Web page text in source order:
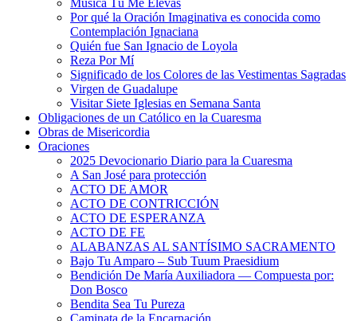
Por qué la Oración Imaginativa es conocida como
Contemplación Ignaciana
Quién fue San Ignacio de Loyola
Reza Por Mí
Significado de los Colores de las Vestimentas Sagradas
Virgen de Guadalupe
Visitar Siete Iglesias en Semana Santa
Obligaciones de un Católico en la Cuaresma
Obras de Misericordia
Oraciones
2025 Devocionario Diario para la Cuaresma
A San José para protección
ACTO DE AMOR
ACTO DE CONTRICCIÓN
ACTO DE ESPERANZA
ACTO DE FE
ALABANZAS AL SANTÍSIMO SACRAMENTO
Bajo Tu Amparo – Sub Tuum Praesidium
Bendición De María Auxiliadora — Compuesta por:
Don Bosco
Bendita Sea Tu Pureza
Caminata de la Encarnación